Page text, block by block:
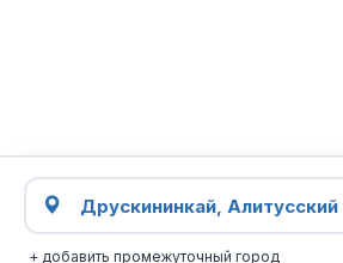
+ добавить промежуточный город